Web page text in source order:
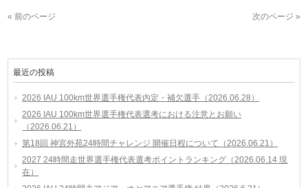
« 前のページ 次のページ »
最近の投稿
2026 IAU 100km世界選手権代表内定・補欠選手（2026.06.28）
2026 IAU 100km世界選手権代表選考における注意とお願い
（2026.06.21）
第18回 神宮外苑24時間チャレンジ 開催日程について（2026.06.21）
2027 24時間走世界選手権代表選考ポイントランキング（2026.06.14 現
在）